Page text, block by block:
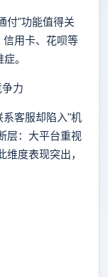
"功能值得关
用卡、花呗等
。
力
客服却陷入"机
层：大平台重视
度表现突出，